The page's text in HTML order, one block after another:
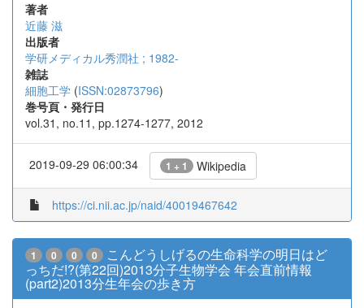
著者
近藤 滋
出版者
学研メディカル秀潤社 ; 1982-
雑誌
細胞工学 (ISSN:02873796)
巻号頁・発行日
vol.31, no.11, pp.1274-1277, 2012
2019-09-29 06:00:34 1 + 1 Wikipedia
https://ci.nii.ac.jp/naid/40019467642
1 0 0 0
こんどうしげるの生命科学の明日はど
っちだ!?(第22回)2013分子生物学会 年会直前情報
(part2)2013分生年会の歩き方